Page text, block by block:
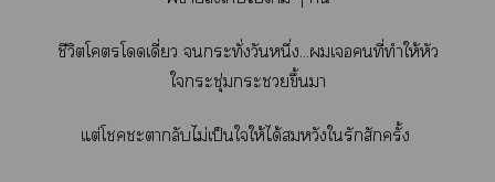
ชีวิตโโดดเดี่ยว กระทั่งวันหนึ่ง...เคนที่ทำให้หัว
ใกระชุ่มกระชวยขึ้นา
แต่โะากลับไม่เป็นใให้ได้สมหวังใรักสักครั้ง